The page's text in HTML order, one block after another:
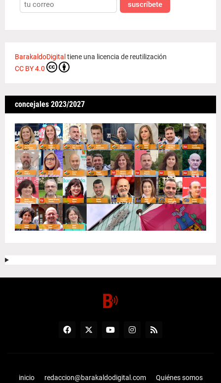
suscríbete
BarakaldoDigitaltiene una licencia de reutilización
CC BY 4.0
concejales 2023/2027
inicio redaccion@barakaldodigital.com Quiénes somos